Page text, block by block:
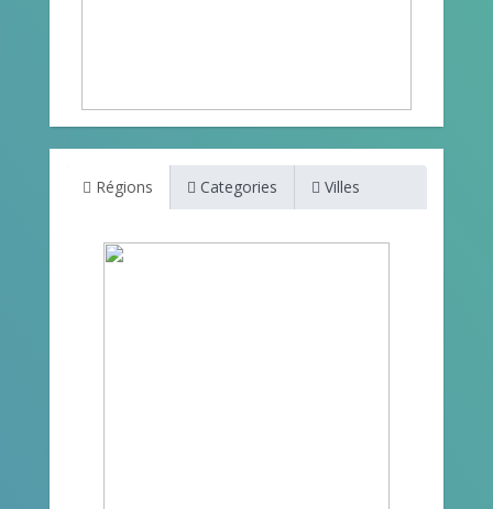
Régions Categories Villes